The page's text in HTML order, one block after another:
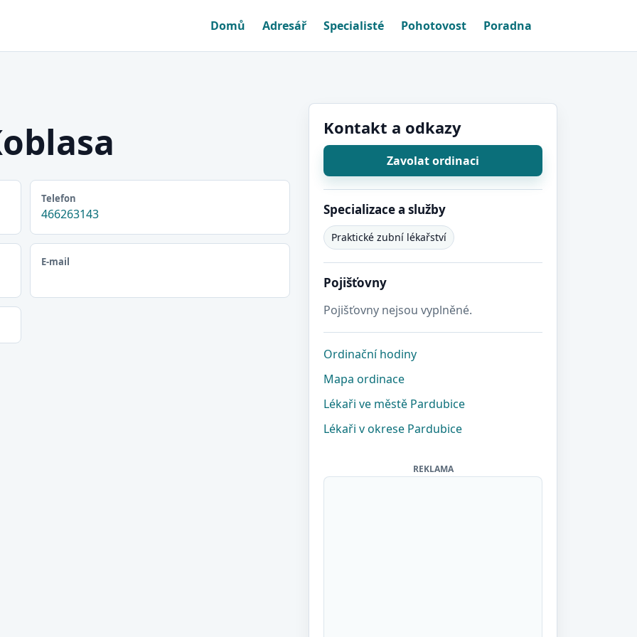
Domů Adresář Specialisté Pohotovost Poradna
Telefon
466263143
E-mail
Kontakt a odkazy
Zavolat ordinaci
Specializace a služby
Praktické zubní lékařství
Pojišťovny
Pojišťovny nejsou vyplněné.
Ordinační hodiny
Mapa ordinace
Lékaři ve městě Pardubice
Lékaři v okrese Pardubice
REKLAMA